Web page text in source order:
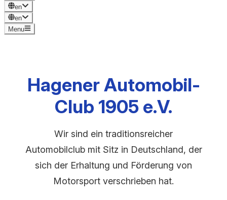
en
en
Menu
Hagener Automobil-
Club 1905 e.V.
Wir sind ein traditionsreicher
Automobilclub mit Sitz in Deutschland, der
sich der Erhaltung und Förderung von
Motorsport verschrieben hat.